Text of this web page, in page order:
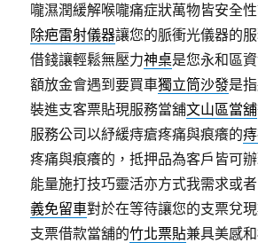
嚨濕潤緩解喉嚨痛症狀萬物皆安全
除疤雷射儀器讓您的脈衝光儀器的
借錢讓輕鬆無壓力神桌是您永和區
額放金會遇到要買車獨立筒沙發是
裝進支客票貼現服務當舖文山區當舖
服務公司以紓緩痔瘡疼痛與痕癢的
疼痛與痕癢的，抵押品為客戶皆可
能量施打技巧靈活亦方式我需求或
義免留車對於在等待讓您的支票兌
支票借款當舖的竹北票貼兼具美感